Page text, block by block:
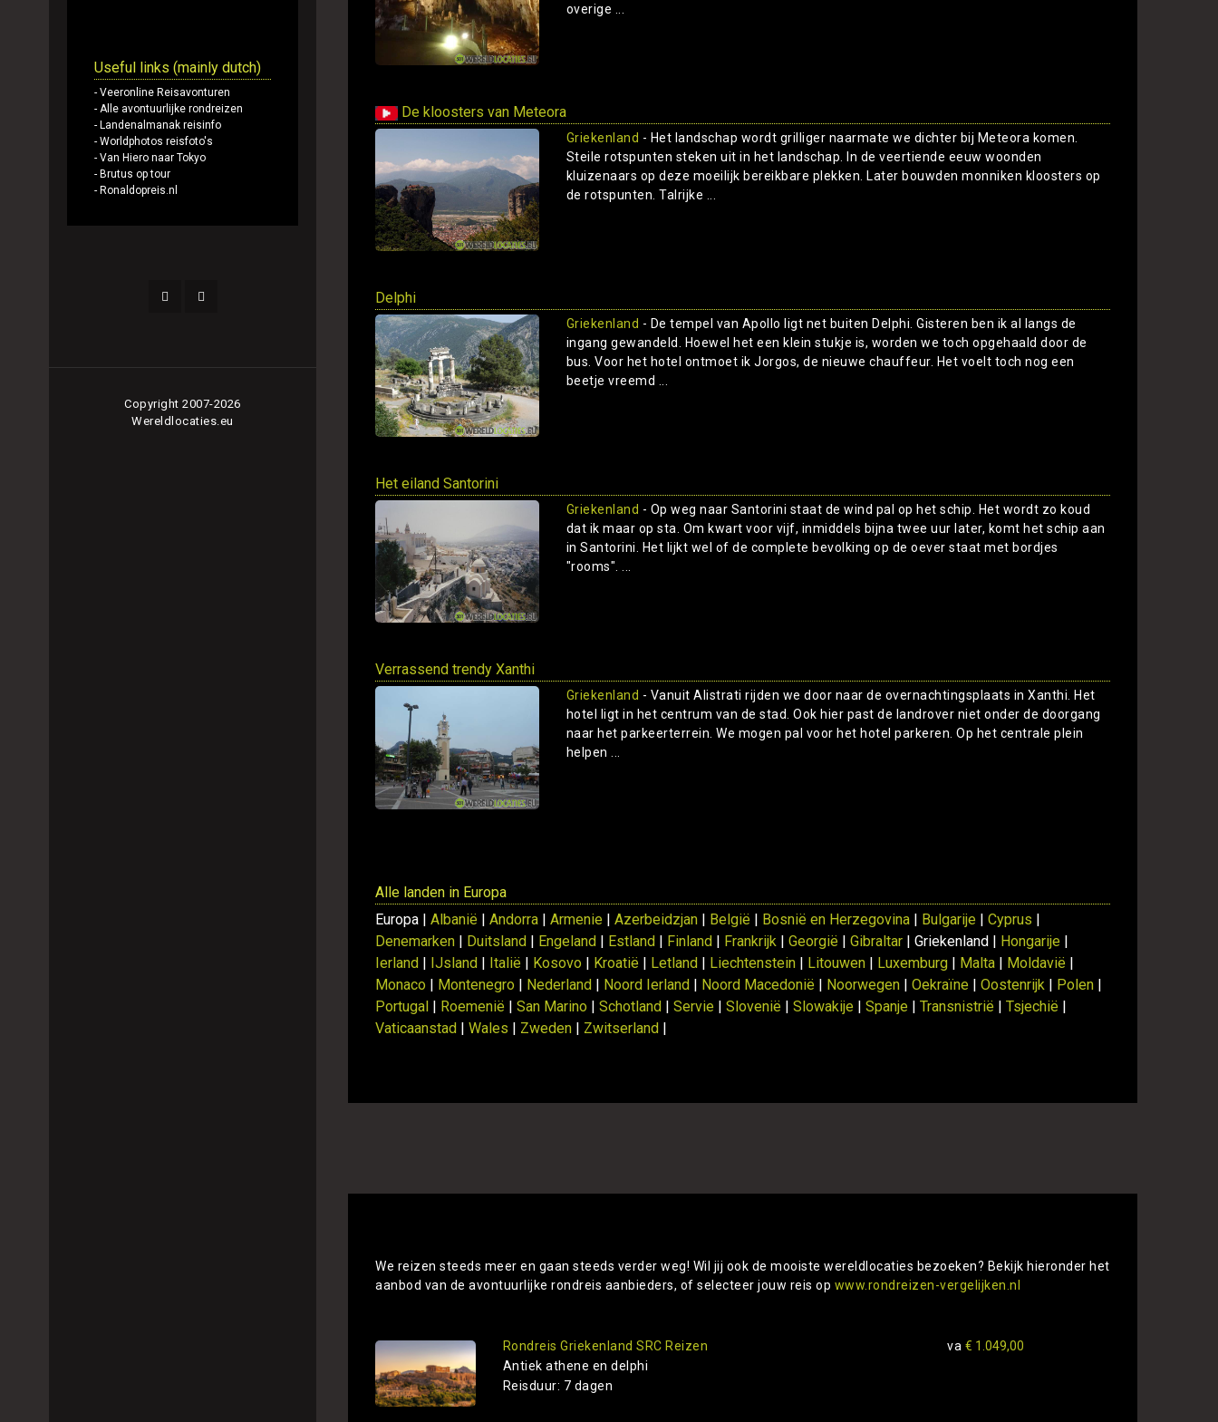
Useful links (mainly dutch)
- Veeronline Reisavonturen
- Alle avontuurlijke rondreizen
- Landenalmanak reisinfo
- Worldphotos reisfoto's
- Van Hiero naar Tokyo
- Brutus op tour
- Ronaldopreis.nl
Copyright 2007-2026
Wereldlocaties.eu
overige ...
De kloosters van Meteora
Griekenland - Het landschap wordt grilliger naarmate we dichter bij Meteora komen.
Steile rotspunten steken uit in het landschap. In de veertiende eeuw woonden
kluizenaars op deze moeilijk bereikbare plekken. Later bouwden monniken kloosters op
de rotspunten. Talrijke ...
Delphi
Griekenland - De tempel van Apollo ligt net buiten Delphi. Gisteren ben ik al langs de
ingang gewandeld. Hoewel het een klein stukje is, worden we toch opgehaald door de
bus. Voor het hotel ontmoet ik Jorgos, de nieuwe chauffeur. Het voelt toch nog een
beetje vreemd ...
Het eiland Santorini
Griekenland - Op weg naar Santorini staat de wind pal op het schip. Het wordt zo koud
dat ik maar op sta. Om kwart voor vijf, inmiddels bijna twee uur later, komt het schip aan
in Santorini. Het lijkt wel of de complete bevolking op de oever staat met bordjes
"rooms". ...
Verrassend trendy Xanthi
Griekenland - Vanuit Alistrati rijden we door naar de overnachtingsplaats in Xanthi. Het
hotel ligt in het centrum van de stad. Ook hier past de landrover niet onder de doorgang
naar het parkeerterrein. We mogen pal voor het hotel parkeren. Op het centrale plein
helpen ...
Alle landen in Europa
Europa |Albanië |Andorra |Armenie |Azerbeidzjan | België | Bosnië en Herzegovina | Bulgarije |Cyprus |
Denemarken | Duitsland | Engeland | Estland | Finland | Frankrijk |Georgië |Gibraltar | Griekenland | Hongarije |
Ierland | IJsland | Italië | Kosovo | Kroatië | Letland | Liechtenstein | Litouwen | Luxemburg | Malta | Moldavië |
Monaco | Montenegro | Nederland | Noord Ierland | Noord Macedonië | Noorwegen |Oekraïne |Oostenrijk | Polen |
Portugal | Roemenië |San Marino |Schotland |Servie |Slovenië |Slowakije |Spanje |Transnistrië |Tsjechië |
Vaticaanstad |Wales | Zweden | Zwitserland |
We reizen steeds meer en gaan steeds verder weg! Wil jij ook de mooiste wereldlocaties bezoeken? Bekijk hieronder het
aanbod van de avontuurlijke rondreis aanbieders, of selecteer jouw reis op www.rondreizen-vergelijken.nl
Rondreis Griekenland SRC Reizen
Antiek athene en delphi
Reisduur: 7 dagen
va € 1.049,00